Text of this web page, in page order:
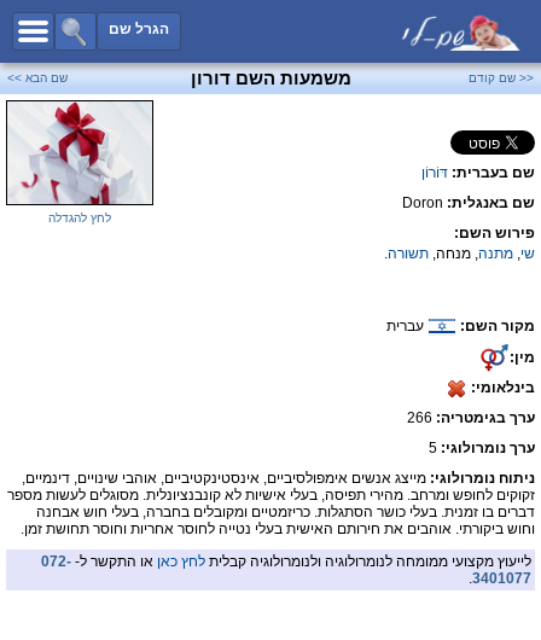
הגרל שם
כל השמות
שמות לבנים
שמות לבנות
שמות משותפים
שמות נפוצים
פייסבוק
<< שם קודם משמעות השם דורון שם הבא >>
שם בעברית: דּוֹרוֹן
שם באנגלית: Doron
פירוש השם:
שי, מתנה, מנחה, תשורה.
מקור השם:
עברית
מין:
בינלאומי:
ערך בגימטריה:
ערך נומרולוגי: 5
לחץ להגדלה
ניתוח נומרולוגי: מייצג אנשים אימפולסיביים, אינסטינקטיביים, אוהבי שינויים, דינמיים,
זקוקים לחופש ומרחב. מהירי תפיסה, בעלי אישיות לא קונבנציונלית. מסוגלים לעשות מספר
דברים בו זמנית. בעלי כושר הסתגלות. כריזמטיים ומקובלים בחברה, בעלי חוש אבחנה
וחוש ביקורתי. אוהבים את חירותם האישית בעלי נטייה לחוסר אחריות וחוסר תחושת זמן.
לייעוץ מקצועי ממומחה לנומרולוגיה ולנומרולוגיה קבלית לחץ כאן או התקשר ל- 072-
3401077
.